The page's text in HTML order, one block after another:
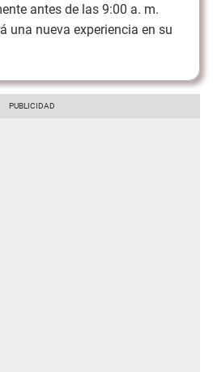
antes de las 9:00 a. m.
una nueva experiencia en su